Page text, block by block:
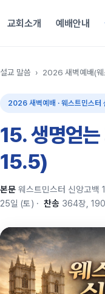
교회소개 예배안내
설교 말씀 › 2026 새벽예배(웨
2026 새벽예배 · 웨스트민스터
15. 생명얻
15.5)
본문 웨스트민스터 신앙고백
25일 (토) · 찬송 364장,